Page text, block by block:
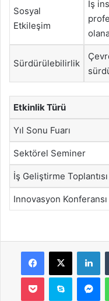
Sosyal
Etkileşim
İş
Sürdürülebilirlik
Etkinlik Türü
Yıl Sonu Fuarı
Sektörel Seminer
İş Geliştirme Toplantısı
Innovasyon Konferansı
Facebook
X
Pocket Skype